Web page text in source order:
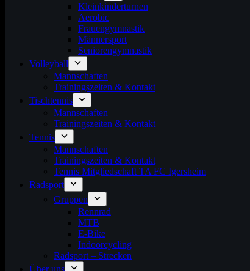
Kleinkinderturnen
Aerobic
Frauengymnastik
Männersport
Seniorengymnastik
Volleyball
Mannschaften
Trainingszeiten & Kontakt
Tischtennis
Mannschaften
Trainingszeiten & Kontakt
Tennis
Mannschaften
Trainingszeiten & Kontakt
Tennis Mitgliedschaft TA FC Igersheim
Radsport
Gruppen
Rennrad
MTB
E-Bike
Indoorcycling
Radsport – Strecken
Über uns